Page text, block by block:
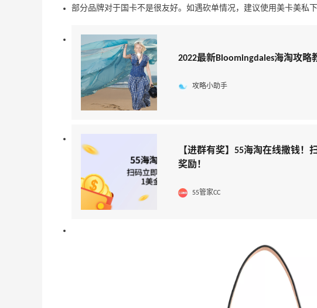
部分品牌对于国卡不是很友好。如遇砍单情况，建议使用美卡美私下
2022最新Bloomingdales海淘攻略
攻略小助手
【进群有奖】55海淘在线撒钱！
奖励！
55管家CC